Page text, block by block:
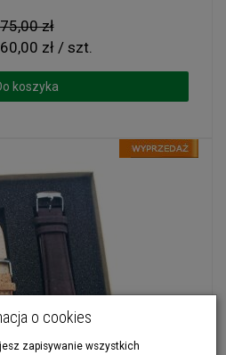
75,00 zł
60,00 zł / szt.
koszyka
o cookies
zapisywanie wszystkich